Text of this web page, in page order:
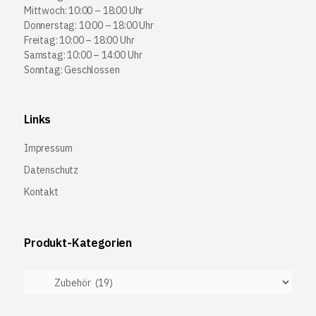
Mittwoch: 10:00 – 18:00 Uhr
Donnerstag: 10:00 – 18:00 Uhr
Freitag: 10:00 – 18:00 Uhr
Samstag: 10:00 – 14:00 Uhr
Sonntag: Geschlossen
Links
Impressum
Datenschutz
Kontakt
Produkt-Kategorien